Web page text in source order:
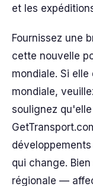
et les
Fournissez une
cette nouvelle
mondiale. Si
mondiale,
soulignez
qui change.
régionale —